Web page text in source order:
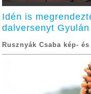
Idén is
dalversenyt Gyulán
Rusznyák Csaba kép-